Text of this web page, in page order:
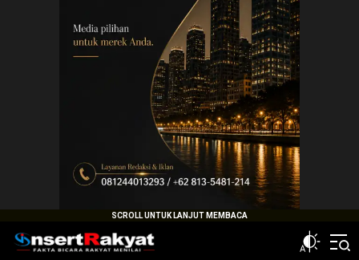
InsertRakyat.com
Fakta Bicara Rakyat Menilai